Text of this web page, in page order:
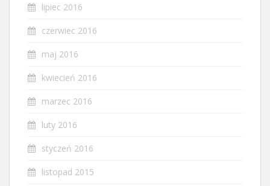
lipiec 2016
czerwiec 2016
maj 2016
kwiecień 2016
marzec 2016
luty 2016
styczeń 2016
listopad 2015